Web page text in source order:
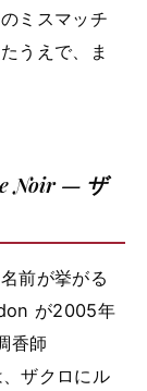
ミスマッチ
うえで、ま
Noir — ザ
前が挙がる
が2005年
香師
ザクロにル